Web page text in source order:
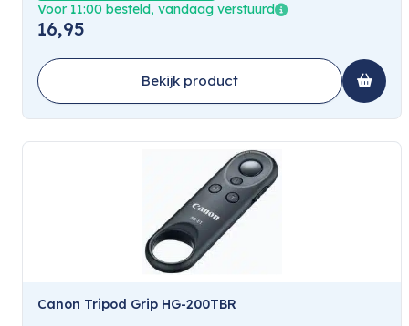
Voor 11:00 besteld, vandaag verstuurd
16,95
Bekijk product
Canon Tripod Grip HG-200TBR